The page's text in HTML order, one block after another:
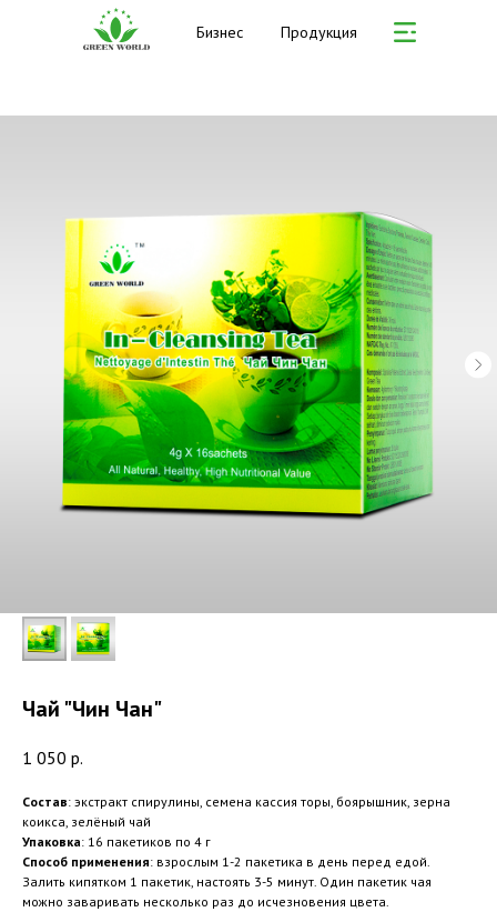
Бизнес Продукция
Чай "Чин Чан"
1 050 р.
Состав: экстракт спирулины, семена кассия торы, боярышник, зерна
коикса, зелёный чай
Упаковка: 16 пакетиков по 4 г
Способ применения: взрослым 1-2 пакетика в день перед едой.
Залить кипятком 1 пакетик, настоять 3-5 минут. Один пакетик чая
можно заваривать несколько раз до исчезновения цвета.